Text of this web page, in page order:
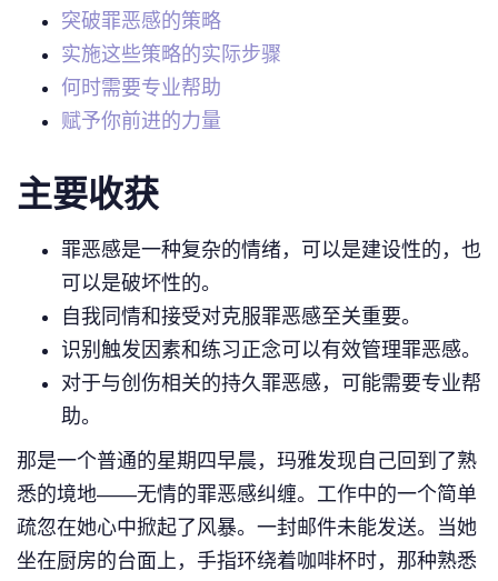
突破罪恶感的策略
实施这些策略的实际步骤
何时需要专业帮助
赋予你前进的力量
主要收获
罪恶感是一种复杂的情绪，可以是建设性的，也
可以是破坏性的。
自我同情和接受对克服罪恶感至关重要。
识别触发因素和练习正念可以有效管理罪恶感。
对于与创伤相关的持久罪恶感，可能需要专业帮
助。
那是一个普通的星期四早晨，玛雅发现自己回到了熟
悉的境地——无情的罪恶感纠缠。工作中的一个简单
疏忽在她心中掀起了风暴。一封邮件未能发送。当她
坐在厨房的台面上，手指环绕着咖啡杯时，那种熟悉